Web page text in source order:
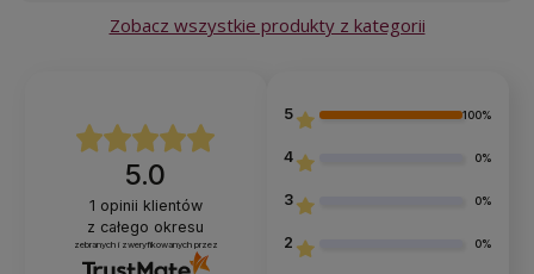
Zobacz wszystkie produkty z kategorii
5.0
1 opinii klientów
z całego okresu
zebranych i zweryfikowanych przez
5 100%
4 0%
3 0%
2 0%